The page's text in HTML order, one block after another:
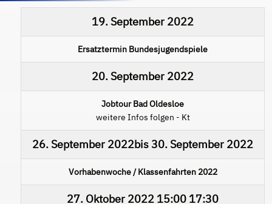
19. September 2022
Ersatztermin Bundesjugendspiele
20. September 2022
Jobtour Bad Oldesloe
weitere Infos folgen - Kt
26. September 2022bis30. September 2022
Vorhabenwoche / Klassenfahrten 2022
27. Oktober 2022 15:00 17:30